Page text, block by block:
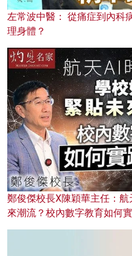
左常波中醫： 從痛症到內科
理身體？
鄭俊傑校長X陳穎華主任：
來潮流？校內數字教育如何